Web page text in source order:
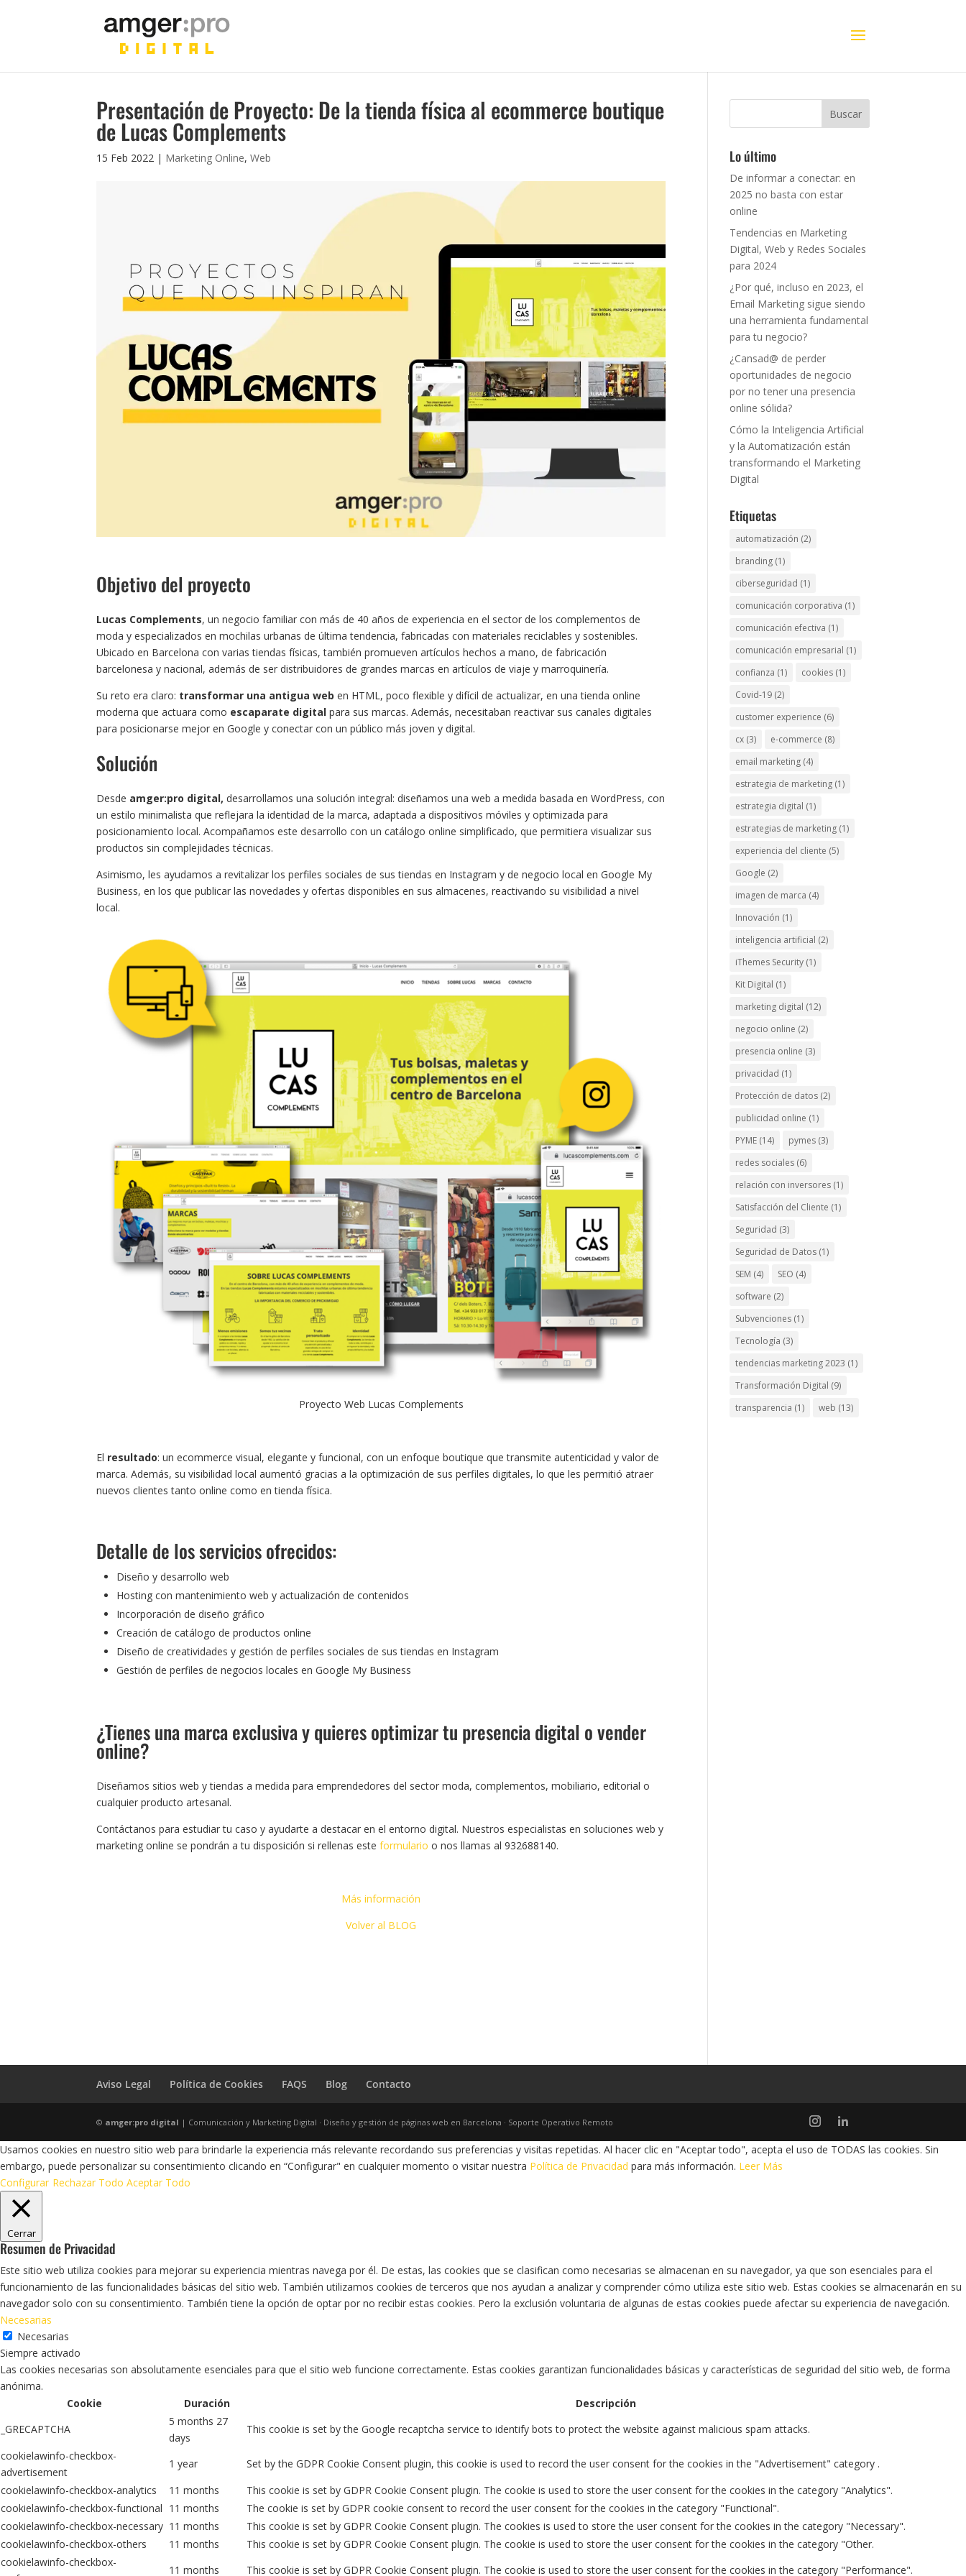
Presentación de Proyecto: De la tienda física al ecommerce boutique
de Lucas Complements
15 Feb 2022 | Marketing Online,Web
Objetivo del proyecto
Lucas Complements, un negocio familiar con más de 40 años de experiencia en el sector de los complementos de
moda y especializados en mochilas urbanas de última tendencia, fabricadas con materiales reciclables y sostenibles.
Ubicado en Barcelona con varias tiendas físicas, también promueven artículos hechos a mano, de fabricación
barcelonesa y nacional, además de ser distribuidores de grandes marcas en artículos de viaje y marroquinería.
Su reto era claro: transformar una antigua web en HTML, poco flexible y difícil de actualizar, en una tienda online
moderna que actuara como escaparate digital para sus marcas. Además, necesitaban reactivar sus canales digitales
para posicionarse mejor en Google y conectar con un público más joven y digital.
Solución
Desde amger:pro digital, desarrollamos una solución integral: diseñamos una web a medida basada en WordPress, con
un estilo minimalista que reflejara la identidad de la marca, adaptada a dispositivos móviles y optimizada para
posicionamiento local. Acompañamos este desarrollo con un catálogo online simplificado, que permitiera visualizar sus
productos sin complejidades técnicas.
Asimismo, les ayudamos a revitalizar los perfiles sociales de sus tiendas en Instagram y de negocio local en Google My
Business, en los que publicar las novedades y ofertas disponibles en sus almacenes, reactivando su visibilidad a nivel
local.
Proyecto Web Lucas Complements
El resultado: un ecommerce visual, elegante y funcional, con un enfoque boutique que transmite autenticidad y valor de
marca. Además, su visibilidad local aumentó gracias a la optimización de sus perfiles digitales, lo que les permitió atraer
nuevos clientes tanto online como en tienda física.
Detalle de los servicios ofrecidos:
Diseño y desarrollo web
Hosting con mantenimiento web y actualización de contenidos
Incorporación de diseño gráfico
Creación de catálogo de productos online
Diseño de creatividades y gestión de perfiles sociales de sus tiendas en Instagram
Gestión de perfiles de negocios locales en Google My Business
¿Tienes una marca exclusiva y quieres optimizar tu presencia digital o vender
online?
Diseñamos sitios web y tiendas a medida para emprendedores del sector moda, complementos, mobiliario, editorial o
cualquier producto artesanal.
Contáctanos para estudiar tu caso y ayudarte a destacar en el entorno digital. Nuestros especialistas en soluciones web y
marketing online se pondrán a tu disposición si rellenas esteformulario o nos llamas al 932688140.
Más información
Volver al BLOG
Lo último
De informar a conectar: en
2025 no basta con estar
online
Tendencias en Marketing
Digital, Web y Redes Sociales
para 2024
¿Por qué, incluso en 2023, el
Email Marketing sigue siendo
una herramienta fundamental
para tu negocio?
¿Cansad@ de perder
oportunidades de negocio
por no tener una presencia
online sólida?
Cómo la Inteligencia Artificial
y la Automatización están
transformando el Marketing
Digital
Etiquetas
automatización (2)
branding (1)
ciberseguridad (1)
comunicación corporativa (1)
comunicación efectiva (1)
comunicación empresarial (1)
confianza (1) cookies (1)
Covid-19 (2)
customer experience (6)
cx (3) e-commerce (8)
email marketing (4)
estrategia de marketing (1)
estrategia digital (1)
estrategias de marketing (1)
experiencia del cliente (5)
Google (2)
imagen de marca (4)
Innovación (1)
inteligencia artificial (2)
iThemes Security (1)
Kit Digital (1)
marketing digital (12)
negocio online (2)
presencia online (3)
privacidad (1)
Protección de datos (2)
publicidad online (1)
PYME (14) pymes (3)
redes sociales (6)
relación con inversores (1)
Satisfacción del Cliente (1)
Seguridad (3)
Seguridad de Datos (1)
SEM (4) SEO (4)
software (2)
Subvenciones (1)
Tecnología (3)
tendencias marketing 2023 (1)
Transformación Digital (9)
transparencia (1) web (13)
Aviso Legal Política de Cookies FAQS Blog Contacto
© amger:pro digital | Comunicación y Marketing Digital · Diseño y gestión de páginas web en Barcelona · Soporte Operativo Remoto
Usamos cookies en nuestro sitio web para brindarle la experiencia más relevante recordando sus preferencias y visitas repetidas. Al hacer clic en "Aceptar todo", acepta el uso de TODAS las cookies. Sin
embargo, puede personalizar su consentimiento clicando en “Configurar" en cualquier momento o visitar nuestra Política de Privacidad para más información. Leer Más
Configurar Rechazar Todo Aceptar Todo
Cerrar
Resumen de Privacidad
Este sitio web utiliza cookies para mejorar su experiencia mientras navega por él. De estas, las cookies que se clasifican como necesarias se almacenan en su navegador, ya que son esenciales para el
funcionamiento de las funcionalidades básicas del sitio web. También utilizamos cookies de terceros que nos ayudan a analizar y comprender cómo utiliza este sitio web. Estas cookies se almacenarán en su
navegador solo con su consentimiento. También tiene la opción de optar por no recibir estas cookies. Pero la exclusión voluntaria de algunas de estas cookies puede afectar su experiencia de navegación.
Necesarias
Necesarias
Siempre activado
Las cookies necesarias son absolutamente esenciales para que el sitio web funcione correctamente. Estas cookies garantizan funcionalidades básicas y características de seguridad del sitio web, de forma
anónima.
Cookie
Duración
Descripción
_GRECAPTCHA
5 months 27
days
This cookie is set by the Google recaptcha service to identify bots to protect the website against malicious spam attacks.
cookielawinfo-checkbox-
advertisement
1 year
Set by the GDPR Cookie Consent plugin, this cookie is used to record the user consent for the cookies in the "Advertisement" category .
cookielawinfo-checkbox-analytics
11 months
This cookie is set by GDPR Cookie Consent plugin. The cookie is used to store the user consent for the cookies in the category "Analytics".
cookielawinfo-checkbox-functional 11 months
The cookie is set by GDPR cookie consent to record the user consent for the cookies in the category "Functional".
cookielawinfo-checkbox-necessary 11 months
This cookie is set by GDPR Cookie Consent plugin. The cookies is used to store the user consent for the cookies in the category "Necessary".
cookielawinfo-checkbox-others
11 months
This cookie is set by GDPR Cookie Consent plugin. The cookie is used to store the user consent for the cookies in the category "Other.
cookielawinfo-checkbox-
11 months This cookie is set by GDPR Cookie Consent plugin. The cookie is used to store the user consent for the cookies in the category "Performance".